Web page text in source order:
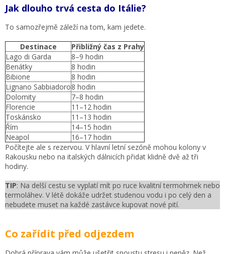
Jak dlouho trvá cesta do Itálie?
To samozřejmě záleží na tom, kam jedete.
Destinace
Přibližný čas z Prahy
Lago di Garda
8–9 hodin
Benátky
8 hodin
Bibione
8 hodin
Lignano Sabbiadoro8 hodin
Dolomity
7–8 hodin
Florencie
11–12 hodin
Toskánsko
11–13 hodin
Řím
14–15 hodin
Neapol
16–17 hodin
Počítejte ale s rezervou. V hlavní letní sezóně mohou kolony v
Rakousku nebo na italských dálnicích přidat klidně dvě až tři
hodiny.
TIP: Na delší cestu se vyplatí mít po ruce kvalitní termohrnek nebo
termoláhev. V létě dokáže udržet studenou vodu i po celý den a
nebudete muset na každé zastávce kupovat nové pití.
Co zařídit před odjezdem